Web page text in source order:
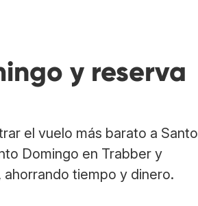
y reserva
el vuelo más barato a Santo
Domingo en Trabber y
tiempo y dinero.